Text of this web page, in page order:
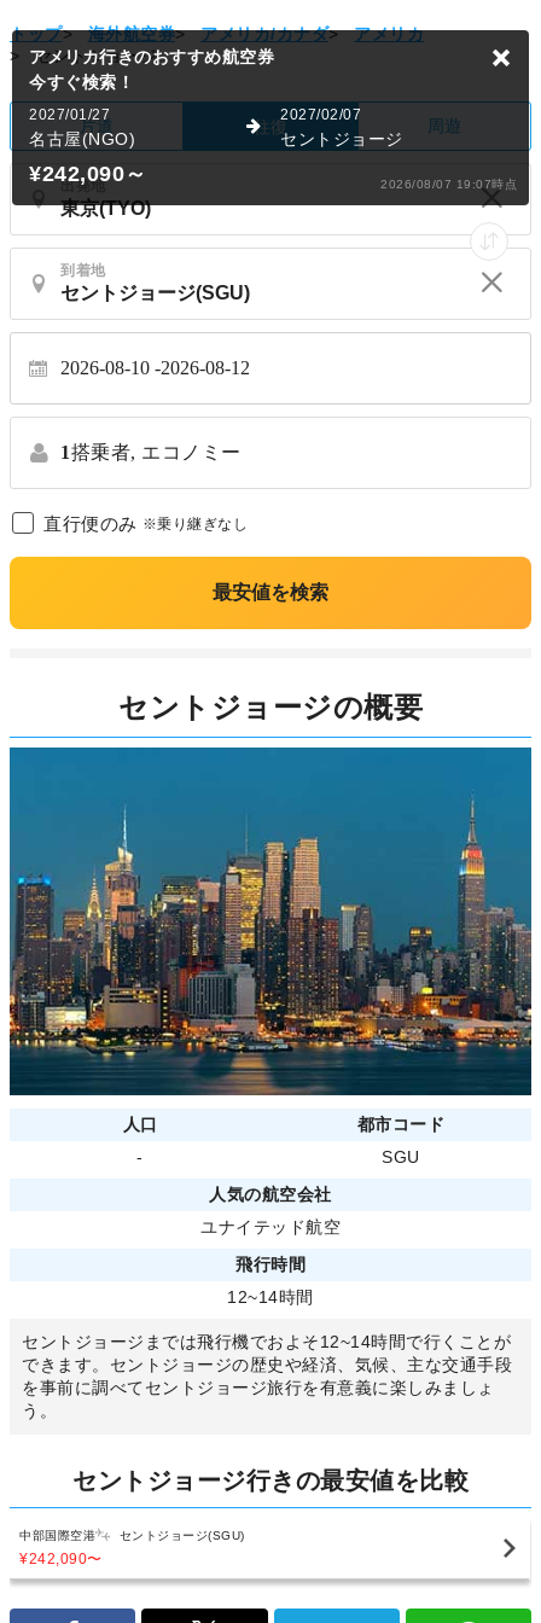
トップ> 海外航空券> アメリカ/カナダ>
アメリカ
>
セントジョージ
片道 往復 周遊
出発地
到着地
2026-08-10 2026-08-12
1搭乗者, エコノミー
直行便のみ ※乗り継ぎなし
最安値を検索
アメリカ行きのおすすめ航空券
今すぐ検索！
2027/01/27
名古屋(NGO)
2027/02/07
セントジョージ
¥242,090～ 2026/08/07 19:07時点
セントジョージの概要
人口
都市コード
-
SGU
人気の航空会社
ユナイテッド航空
飛行時間
12~14時間
セントジョージまでは飛行機でおよそ12~14時間で行くことが
できます。セントジョージの歴史や経済、気候、主な交通手段
を事前に調べてセントジョージ旅行を有意義に楽しみましょ
う。
セントジョージ行きの最安値を比較
中部国際空港 セントジョージ(SGU)
¥242,090〜